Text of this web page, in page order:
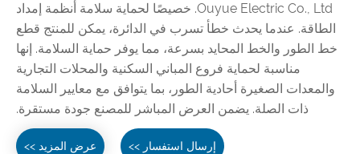
Ouyue Electric Co., Ltd. خصيصًا لحماية سلامة أنظمة إمداد
الطاقة. عندما يحدث خطأ تسرب في الدائرة، يمكن للمنتج قطع
خط الطور والخط المحايد بسرعة، مما يوفر حماية السلامة. إنها
مناسبة لحماية فروع المباني السكنية والمحلات التجارية
والمعدات الصغيرة أحادية الطور، بما يتوافق مع معايير السلامة
ذات الصلة. يضمن العرض المباشر للمصنع جودة مستقرة.
عرض المزيد >> إرسال استفسار >>